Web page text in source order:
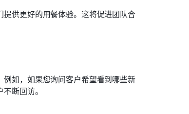
供更好的用餐体验。这将促进团队合
如，如果您询问客户希望看到哪些新
断回访。